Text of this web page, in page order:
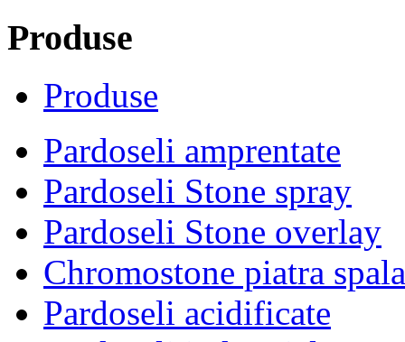
Produse
Produse
Pardoseli amprentate
Pardoseli Stone spray
Pardoseli Stone overlay
Chromostone piatra
Pardoseli acidificate